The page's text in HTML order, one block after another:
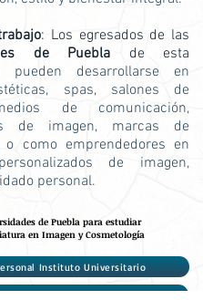
: Los egresados de las
de Puebla de esta
pueden desarrollarse en
spas, salones de
de comunicación,
de imagen, marcas de
o como emprendedores en
de imagen,
personal.
de Puebla para estudiar
en Imagen y Cosmetología
Instituto Universitario
Universitario Puebla (IUP)